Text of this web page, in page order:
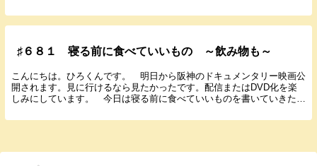
♯６８１ 寝る前に食べていいもの ～飲み物も～
こんにちは。ひろくんです。 明日から阪神のドキュメンタリー映画公
開されます。見に行けるなら見たかったです。配信またはDVD化を楽
しみにしています。 今日は寝る前に食べていいものを書いていきたい